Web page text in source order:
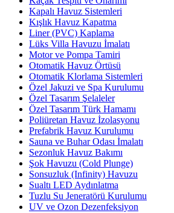
Kapalı Havuz Sistemleri
Kışlık Havuz Kapatma
Liner (PVC) Kaplama
Lüks Villa Havuzu İmalatı
Motor ve Pompa Tamiri
Otomatik Havuz Örtüsü
Otomatik Klorlama Sistemleri
Özel Jakuzi ve Spa Kurulumu
Özel Tasarım Şelaleler
Özel Tasarım Türk Hamamı
Poliüretan Havuz İzolasyonu
Prefabrik Havuz Kurulumu
Sauna ve Buhar Odası İmalatı
Sezonluk Havuz Bakımı
Şok Havuzu (Cold Plunge)
Sonsuzluk (Infinity) Havuzu
Sualtı LED Aydınlatma
Tuzlu Su Jeneratörü Kurulumu
UV ve Ozon Dezenfeksiyon